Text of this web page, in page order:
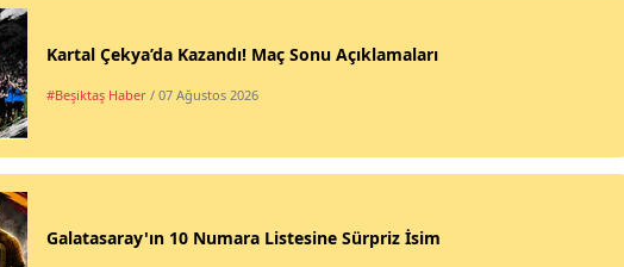
Kartal Çekya’da Kazandı! Maç Sonu Açıklamaları
#Beşiktaş Haber / 07 Ağustos 2026
Galatasaray'ın 10 Numara Listesine Sürpriz İsim